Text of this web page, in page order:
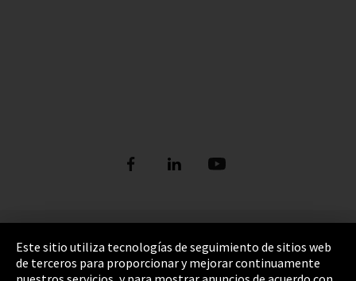
Pie de imprenta
Política de privacidad
Este sitio utiliza tecnologías de seguimiento de sitios web
de terceros para proporcionar y mejorar continuamente